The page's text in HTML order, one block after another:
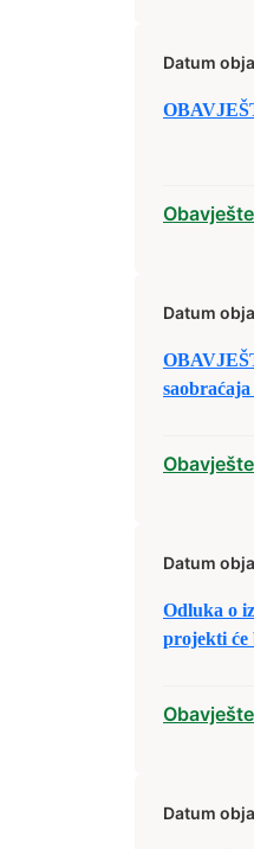
Datum
Datum
saobraćaja
Datum
Odluka o
projekti će
2026.
Datum